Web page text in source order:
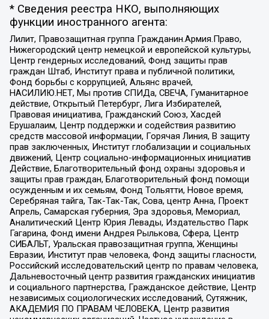
* Сведения реестра НКО, выполняющих
функции иностранного агента:
Лилит, Правозащитная группа Гражданин.Армия.Право,
Нижегородский центр немецкой и европейской культуры,
Центр гендерных исследований, Фонд защиты прав
граждан Штаб, Институт права и публичной политики,
Фонд борьбы с коррупцией, Альянс врачей,
НАСИЛИЮ.НЕТ, Мы против СПИДа, СВЕЧА, Гуманитарное
действие, Открытый Петербург, Лига Избирателей,
Правовая инициатива, Гражданский Союз, Хасдей
Ерушалаим, Центр поддержки и содействия развитию
средств массовой информации, Горячая Линия, В защиту
прав заключенных, Институт глобализации и социальных
движений, Центр социально-информационных инициатив
Действие, Благотворительный фонд охраны здоровья и
защиты прав граждан, Благотворительный фонд помощи
осужденным и их семьям, Фонд Тольятти, Новое время,
Серебряная тайга, Так-Так-Так, Сова, центр Анна, Проект
Апрель, Самарская губерния, Эра здоровья, Мемориал,
Аналитический Центр Юрия Левады, Издательство Парк
Гагарина, Фонд имени Андрея Рылькова, Сфера, Центр
СИБАЛЬТ, Уральская правозащитная группа, Женщины
Евразии, Институт прав человека, Фонд защиты гласности,
Российский исследовательский центр по правам человека,
Дальневосточный центр развития гражданских инициатив
и социального партнерства, Гражданское действие, Центр
независимых социологических исследований, Сутяжник,
АКАДЕМИЯ ПО ПРАВАМ ЧЕЛОВЕКА, Центр развития